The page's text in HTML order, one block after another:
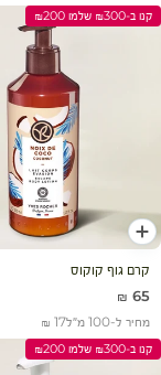
קנו ב-₪300 שלמו ₪200
הוסף לעגלה
קרם גוף קוקוס
מחיר מבצע
65 ₪
מחיר ל-100 מ״ל 17 ₪
קנו ב-₪300 שלמו ₪200